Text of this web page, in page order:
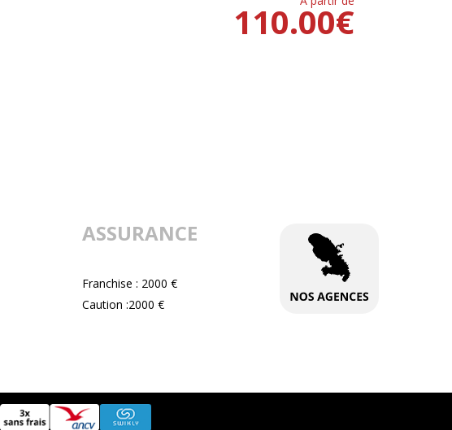
€
110.00
ASSURANCE
Franchise : 2000 €
Caution :2000 €